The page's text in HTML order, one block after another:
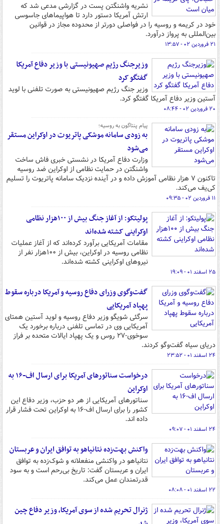
نشریه واشنگتن پست در گزارشی مدعی شد که
ارتش آمریکا دستور دارد تا هواپیماهای جاسوسی
خود در کریمه و روسیه را در فواصلی دورتر از محدوده مجاز در قوانین
بین‌المللی به پرواز درآورد.
۲۱ فروردین ۰۲ - ۱۳:۵۷
وزیرجنگ رژیم صهیونیستی با وزیر دفاع آمریکا
گفتگو کرد
وزیر جنگ رژیم صهیونیستی به صورت تلفنی با لوید
آستین وزیر دفاع آمریکا گفتگو کرد.
۲۰ فروردین ۰۲ - ۰۸:۴۴
پیام پنتاگون به روسیه؛
به زودی سامانه موشکی پاتریوت در اوکراین مستقر
می‌شود
وزارت دفاع آمریکا در نشستی خبری فاش ساخت
واشنگتن در حمایت نظامی از اوکراین ضد روسیه
تاکنون ۷ هزار نظامی آموزش داده و در آینده نزدیک سامانه پاتریوت را تسلیم
کی‌یف می‌کند.
۱۱ فروردین ۰۲ - ۰۹:۳۵
پولیتکو: از آغاز جنگ بیش از ۱۰۰هزار نظامی
اوکراینی کشته شده‌اند
مقامات آمریکایی برآورد کرده‌اند که از آغاز عملیات
نظامی روسیه در اوکراین، بیش از ۱۰۰هزار نفر از
نیروهای اوکراینی کشته شده‌اند.
۲۵ اسفند ۰۱ - ۱۹:۰۹
گفت‌وگوی وزرای دفاع روسیه و آمریکا درباره سقوط
پهپاد آمریکایی
سرگئی شویگو وزیر دفاع روسیه و لوید آستین همتای
آمریکایی وی در تماسی تلفنی درباره برخورد یک
سوخوی-۲۷ روس و یک پهپاد ایالات متحده بر فراز
دریای سیاه گفت‌وگو کردند.
۲۴ اسفند ۰۱ - ۲۳:۵۲
درخواست سناتورهای آمریکا برای ارسال اف-۱۶ به
اوکراین
سناتورهای آمریکایی از هر دو حزب، وزیر دفاع این
کشور را برای ارسال اف-۱۶ به اوکراین تحت فشار قرار
داده اند.
۲۴ اسفند ۰۱ - ۰۹:۰۷
واکنش بهت‌زده نتانیاهو به توافق ایران و عربستان
نتانیاهو در واکنشی منفعلانه و شوک‌زده به توافق
ایران و عربستان گفت: تاریخ بی‌رحم است و به سود
قدرتمندان عمل می‌کند.
۲۲ اسفند ۰۱ - ۰۸:۰۸
ژنرال تحریم شده از سوی آمریکا، وزیر دفاع چین